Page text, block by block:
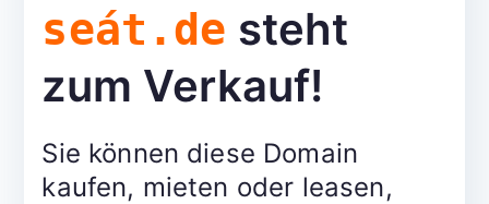
seát.de steht
zum Verkauf!
Sie können diese Domain
kaufen, mieten oder leasen,